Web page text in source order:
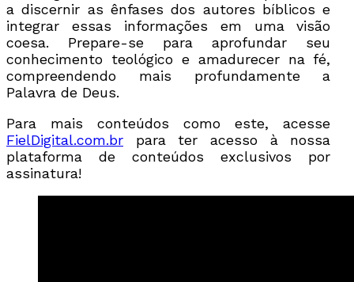
a discernir as ênfases dos autores bíblicos e
integrar essas informações em uma visão
coesa. Prepare-se para aprofundar seu
conhecimento teológico e amadurecer na fé,
compreendendo mais profundamente a
Palavra de Deus.
Para mais conteúdos como este, acesse
FielDigital.com.br para ter acesso à nossa
plataforma de conteúdos exclusivos por
assinatura!